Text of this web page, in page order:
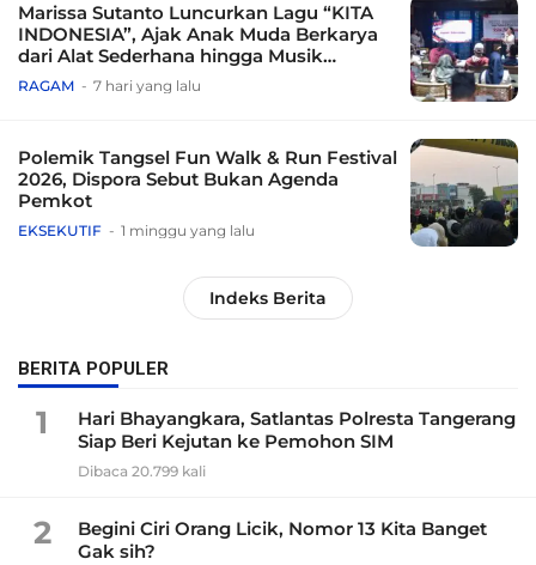
Marissa Sutanto Luncurkan Lagu “KITA
INDONESIA”, Ajak Anak Muda Berkarya
dari Alat Sederhana hingga Musik
Tradisional
RAGAM 7 hari yang lalu
Polemik Tangsel Fun Walk & Run Festival
2026, Dispora Sebut Bukan Agenda
Pemkot
EKSEKUTIF 1 minggu yang lalu
Indeks Berita
BERITA POPULER
1
Hari Bhayangkara, Satlantas Polresta Tangerang
Siap Beri Kejutan ke Pemohon SIM
Dibaca 20.799 kali
2
Begini Ciri Orang Licik, Nomor 13 Kita Banget
Gak sih?